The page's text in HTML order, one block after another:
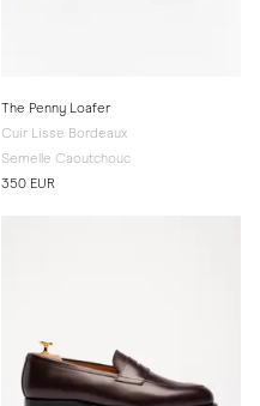
The Penny Loafer
Cuir Lisse Bordeaux
Semelle Caoutchouc
350 EUR